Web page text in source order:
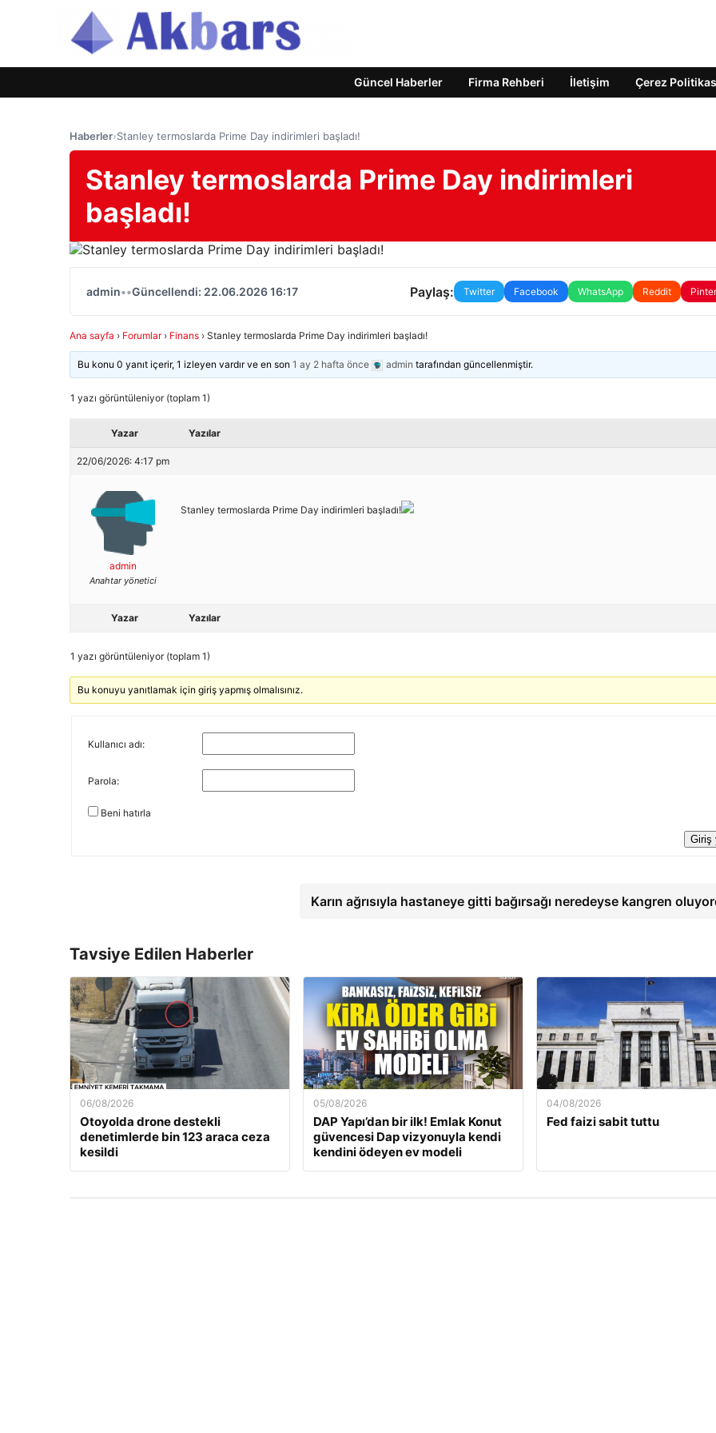
Güncel Haberler Firma Rehberi İletişim Çerez
Haberler›Stanley termoslarda Prime Day indirimleri başladı!
Stanley termoslarda Prime Day indirimleri
başladı!
admin••Güncellendi: 22.06.2026 16:17 Paylaş: Twitter Facebook WhatsApp Reddit
Ana sayfa › Forumlar › Finans › Stanley termoslarda Prime Day indirimleri başladı!
Bu konu 0 yanıt içerir, 1 izleyen vardır ve en son1 ay 2 hafta önce admin tarafından güncellenmiştir.
1 yazı görüntüleniyor (toplam 1)
Yazar Yazılar
22/06/2026: 4:17 pm
admin
Anahtar yönetici
Stanley termoslarda Prime Day indirimleri başladı!
Yazar Yazılar
1 yazı görüntüleniyor (toplam 1)
Bu konuyu yanıtlamak için giriş yapmış olmalısınız.
Kullanıcı adı:
Parola:
Beni hatırla
Giriş
Karın ağrısıyla hastaneye gitti bağırsağı neredeyse kangren
Tavsiye Edilen Haberler
06/08/2026
Otoyolda drone destekli
denetimlerde bin 123 araca ceza
kesildi
05/08/2026
DAP Yapı’dan bir ilk! Emlak Konut
güvencesi Dap vizyonuyla kendi
kendini ödeyen ev modeli
04/08/2026
Fed faizi sabit tuttu